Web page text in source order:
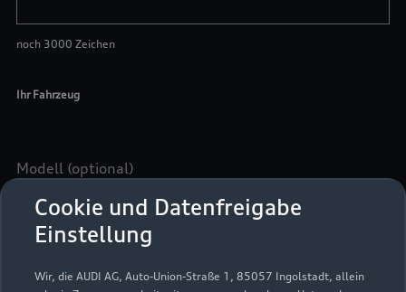
Cookie und Datenfreigabe
Einstellung
Wir, die AUDI AG, Auto-Union-Straße 1, 85057 Ingolstadt, allein